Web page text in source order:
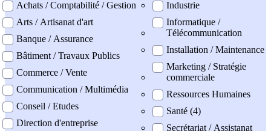
professionel
Achats / Comptabilité / Gestion
Arts / Artisanat d'art
Banque / Assurance
Bâtiment / Travaux Publics
Commerce / Vente
Communication / Multimédia
Conseil / Etudes
Direction d'entreprise
Industrie
Informatique /
Télécommunication
Installation / Maintenance
Marketing / Stratégie
commerciale
Ressources Humaines
Santé (4)
Secrétariat / Assistanat